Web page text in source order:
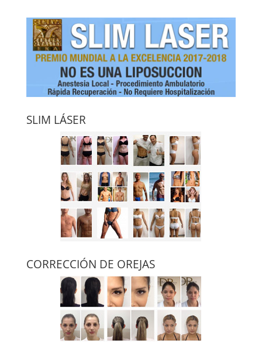
SLIM LÁSER
CORRECCIÓN DE OREJAS